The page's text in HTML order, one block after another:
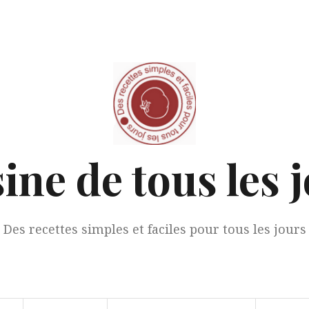
de tous les
Des recettes simples et faciles pour tous les jours